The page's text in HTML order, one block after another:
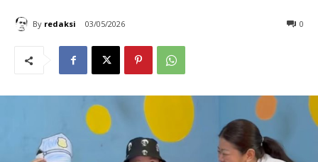
By redaksi 03/05/2026 0